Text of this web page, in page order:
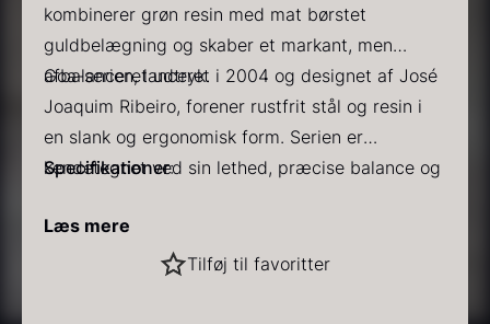
PRUNIER Classique Caviar
192,00 kr.
Gold caviar
Fra160,00 kr.
Grøn/Guld
-
GOA
-
CUTIPOL
antal
kombinerer grøn resin med mat børstet
guldbelægning og skaber et markant, men
afbalanceret udtryk.
Goa-serien, lanceret i 2004 og designet af José
Joaquim Ribeiro, forener rustfrit stål og resin i
en slank og ergonomisk form. Serien er
kendetegnet ved sin lethed, præcise balance og
Specifikationer:
Farve: Grøn
Finish: Mat børstet guldbelægning
Læs mere
Tilføj til favoritter